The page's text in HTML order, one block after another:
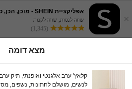
×
אפליקציית SHEIN - מוכן, הכן, סטייל!
שווה לנסות, שווה לקנות
(1,345)
מצא דומה
קלאץ' ערב אלגנטי ואופנתי, תיק
לנשים, מושלם לחתונות, נשפים,